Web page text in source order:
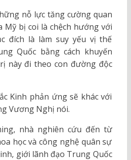
nỗ lực tăng cường quan
Mỹ bị coi là chệch hướng với
đích là làm suy yếu vị thế
Quốc bằng cách khuyến
này đi theo con đường độc
Kinh phản ứng sẽ khác với
Vương Nghị nói.
nhà nghiên cứu đến từ
học và công nghệ quân sự
giới lãnh đạo Trung Quốc